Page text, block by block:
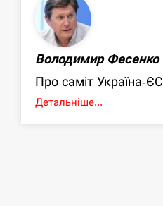
Володимир Фесенко
Про саміт Україна-ЄС
Детальніше...